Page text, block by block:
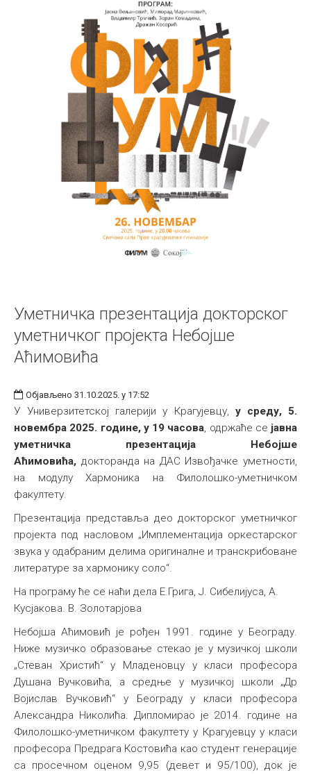
Уметничка презентација докторског
уметничког пројекта Небојше
Аћимовића
Објављено 31.10.2025. у 17:52
У Универзитетској галерији у Крагујевцу, у среду, 5.
новембра 2025. године, у 19 часова, одржаће се јавна
уметничка презентација Небојше
Аћимовића, докторанда на ДАС Извођачке уметности,
на модулу Хармоника на Филолошко-уметничком
факултету.
Презентација представља део докторског уметничког
пројекта под насловом „Имплементација оркестарског
звука у одабраним делима оригиналне и транскрибоване
литературе за хармонику соло“.
На програму ће се наћи дела Е.Грига, Ј. Сибелијуса, А.
Кусјакова. В. Золотарјова
Небојша Аћимовић је рођен 1991. године у Београду.
Ниже музичко образовање стекао је у музичкој школи
„Стеван Христић“ у Младеновцу у класи професора
Душана Вучковића, а средње у музичкој школи „Др
Војислав Вучковић“ у Београду у класи професора
Александра Николића. Дипломирао је 2014. године на
Филолошко-уметничком факултету у Крагујевцу у класи
професора Предрага Костовића као студент генерације
са просечном оценом 9,95 (девет и 95/100), док је